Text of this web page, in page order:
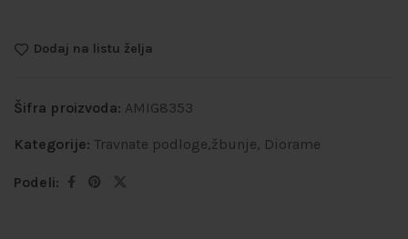
Dodaj na listu želja
Šifra proizvoda: AMIG8353
Kategorije: Travnate podloge,žbunje, Diorame
Podeli: